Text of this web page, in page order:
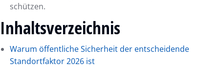
schützen.
Inhaltsverzeichnis
Warum öffentliche Sicherheit der entscheidende
Standortfaktor 2026 ist